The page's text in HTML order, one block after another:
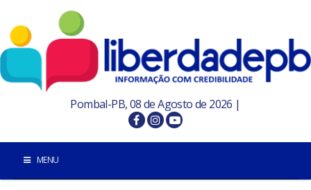
Pombal-PB, 08 de Agosto de 2026 |
MENU